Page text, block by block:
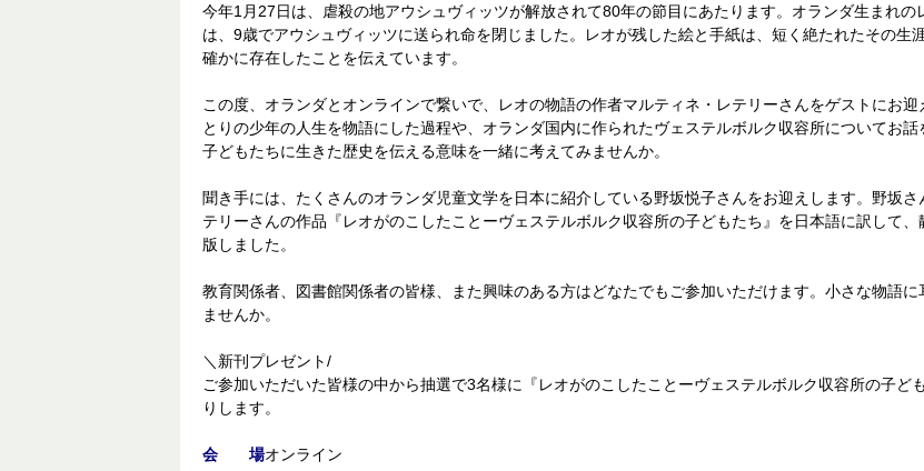
今年1月27日は、虐殺の地アウシュヴィッツが解放されて80年の節目にあたります。オランダ生まれの
は、9歳でアウシュヴィッツに送られ命を閉じました。レオが残した絵と手紙は、短く絶たれたその生
確かに存在したことを伝えています。
この度、オランダとオンラインで繋いで、レオの物語の作者マルティネ・レテリーさんをゲストにお迎
とりの少年の人生を物語にした過程や、オランダ国内に作られたヴェステルボルク収容所についてお話
子どもたちに生きた歴史を伝える意味を一緒に考えてみませんか。
聞き手には、たくさんのオランダ児童文学を日本に紹介している野坂悦子さんをお迎えします。野坂さ
テリーさんの作品『レオがのこしたことーヴェステルボルク収容所の子どもたち』を日本語に訳して、
版しました。
教育関係者、図書館関係者の皆様、また興味のある方はどなたでもご参加いただけます。小さな物語に
ませんか。
＼新刊プレゼント/
ご参加いただいた皆様の中から抽選で3名様に『レオがのこしたことーヴェステルボルク収容所の子ど
りします。
会 場オンライン